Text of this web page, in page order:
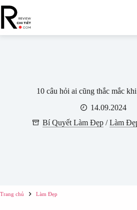
Chuyển
phần
nội
10 câu hỏi ai cũng thắc mắc
14.09.2024
Bí Quyết Làm Đẹp/Làm
Trang chủ Làm Đẹp